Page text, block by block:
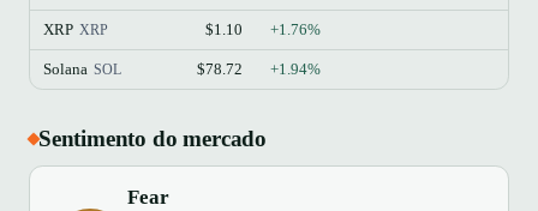
XRP XRP $1.10 +1.76%
Solana SOL $78.72 +1.94%
Sentimento do mercado
Fear